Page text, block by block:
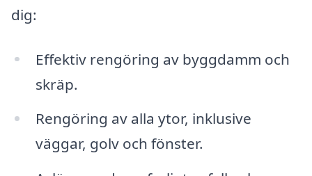
dig:
Effektiv rengöring av byggdamm och
skräp.
Rengöring av alla ytor, inklusive
väggar, golv och fönster.